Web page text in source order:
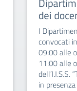
dei
I
convocati
09:00 alle
11:00 alle
dell’I.I.S.S.
in